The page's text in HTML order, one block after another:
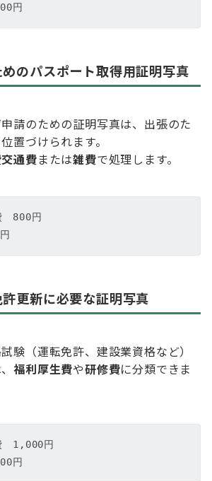
円
のパスポート取得用証明写真
請のための証明写真は、出張のた
置づけられます。
通費または雑費で処理します。
　800円
更新に必要な証明写真
験（運転免許、建設業資格など）
福利厚生費や研修費に分類できま
　1,000円
円